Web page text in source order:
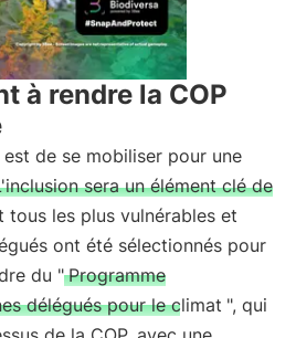
à rendre la COP
de se mobiliser pour une
sera un élément clé de
tous les plus vulnérables et
ont été sélectionnés pour
du " Programme
délégués pour le climat ", qui